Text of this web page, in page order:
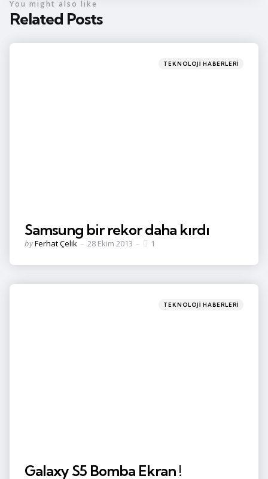
Related Posts
You might also like
Categories
Posted
TEKNOLOJI HABERLERI
Samsung bir rekor daha kırdı
Posted
byFerhat Çelik 28 Ekim 2013 1
Categories
Posted
TEKNOLOJI HABERLERI
Galaxy S5 Bomba Ekran !